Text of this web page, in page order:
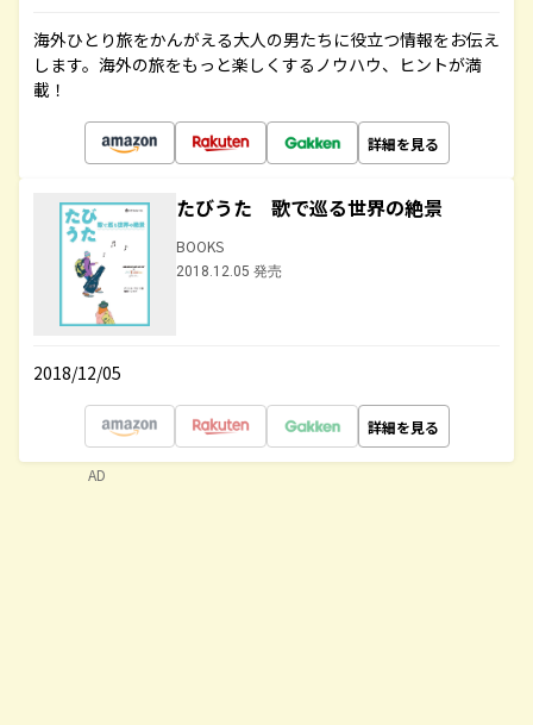
海外ひとり旅をかんがえる大人の男たちに役立つ情報をお伝え
します。海外の旅をもっと楽しくするノウハウ、ヒントが満
載！
詳細を見る
たびうた 歌で巡る世界の絶景
BOOKS
2018.12.05 発売
2018/12/05
詳細を見る
AD